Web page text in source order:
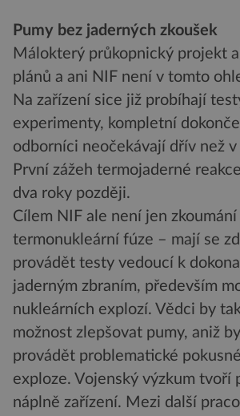
Pumy bez jaderných zkoušek
Málokterý průkopnický projekt
plánů a ani NIF není v tomto
Na zařízení sice již probíhají
experimenty, kompletní
odborníci neočekávají dřív než
První zážeh termojaderné
dva roky později.
Cílem NIF ale není jen zkoumání
termonukleární fúze – mají se
provádět testy vedoucí k
jaderným zbraním, především
nukleárních explozí. Vědci by
možnost zlepšovat pumy, aniž
provádět problematické
exploze. Vojenský výzkum tvoří
náplně zařízení. Mezi další